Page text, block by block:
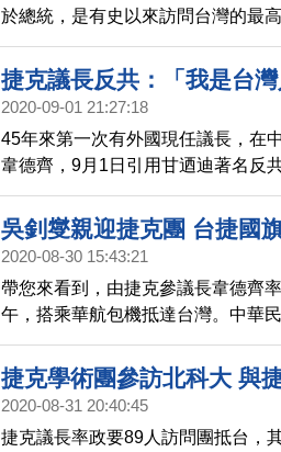
於總統，是有史以來訪問台灣的最
國總統蔡英文、行政院長蘇貞昌、
多名閣員。訪問團成員包括參議院
卡（Jiří Růžička）、外交委員會主
化、企業、媒體界代表。
捷克議長反共：「我是台
2020-09-01 21:27:18
45年來第一次有外國現任議長，在
韋德齊，9月1日引用甘迺迪著名反
是台灣人」，堅定支持台灣與自由
法院長游錫堃表示，台捷兩國將成
吳釗燮親迎捷克團 台捷國
2020-08-30 15:43:21
帶您來看到，由捷克參議長韋德齊
午，搭乘華航包機抵達台灣。中華
府前往桃園機場迎接，雙方互動過
上別著象徵台捷友好的兩國國旗徽
旗。
捷克學術團參訪北科大 與
2020-08-31 20:40:45
捷克議長率政要89人訪問團抵台，